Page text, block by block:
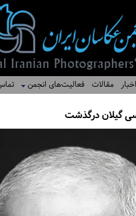
اخبار مقالات فعالیت‌های انجمن
گیلان درگذشت